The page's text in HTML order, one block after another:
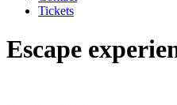
Tickets
Escape